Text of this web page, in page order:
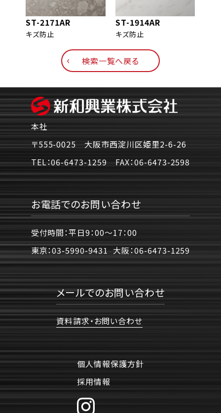
ST-2171AR
キズ防止
ST-1914AR
キズ防止
検索一覧へ戻る
本社
〒555-0025 大阪市西淀川区姫里2-6-26
TEL：06-6473-1259 FAX：06-6473-2598
お電話でのお問い合わせ
受付時間：平日9：00〜17：00
東京：03-5990-9431 大阪：06-6473-1259
メールでのお問い合わせ
資料請求・お問い合わせ
個人情報保護方針
採用情報